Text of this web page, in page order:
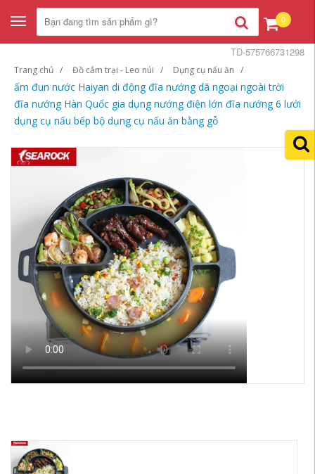
Toggle
navigation
0
Trang chủ Đồ cắm trại - Leo núi Dụng cụ nấu ăn
ấm đun nước Haiyan di động đĩa nướng dã ngoại ngoài trời
đĩa nướng Hàn Quốc gia dụng nướng điện lớn đĩa nướng 6 lưới
dụng cụ nấu bếp bộ dụng cụ nấu ăn bằng gỗ
TD-575766731298